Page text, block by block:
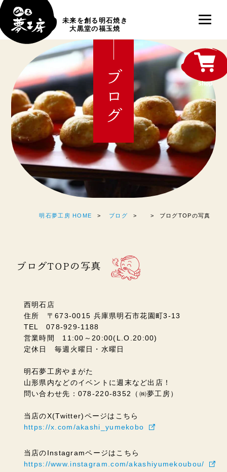
未来を創る明石焼き
大黒堂の福玉焼
ブログ
明石夢工房 HOME ブログ ブログTOPの写真
ブログTOPの写真
西明石店
住所 〒673-0015 兵庫県明石市花園町3-13
TEL 078-929-1188
営業時間 11:00～20:00(L.O.20:00)
定休日 毎週火曜日・水曜日
明石夢工房やまがた
山形県内などのイベントに週末など出店！
問い合わせ先：078-220-8352（㈱夢工房）
当店のX(Twitter)ページはこちら
https://x.com/akashi_yumekobo
当店のInstagramページはこちら
https://www.instagram.com/akashiyumekoubou/
shop